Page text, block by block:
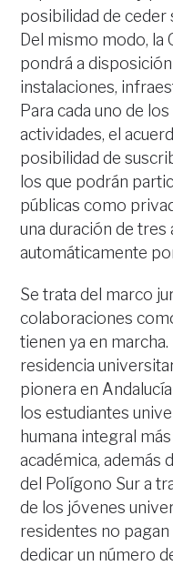
posibilidad de ceder
Del mismo modo, la
pondrá a
instalaciones,
Para cada uno de
actividades, el
posibilidad de
los que podrán
públicas como
una duración de
automáticamente
Se trata del marco
colaboraciones
tienen ya en
residencia
pionera en
los estudiantes
humana integral
académica, además
del Polígono Sur a
de los jóvenes
residentes no
dedicar un número